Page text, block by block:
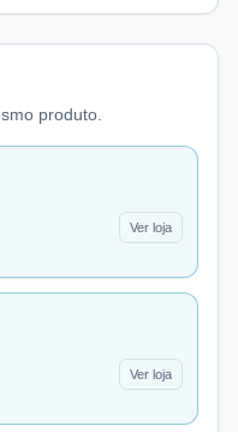
produto.
Ver loja
Ver loja